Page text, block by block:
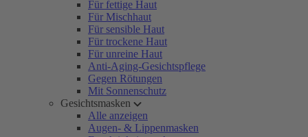
Für fettige Haut
Für Mischhaut
Für sensible Haut
Für trockene Haut
Für unreine Haut
Anti-Aging-Gesichtspflege
Gegen Rötungen
Mit Sonnenschutz
Gesichtsmasken
Alle anzeigen
Augen- & Lippenmasken